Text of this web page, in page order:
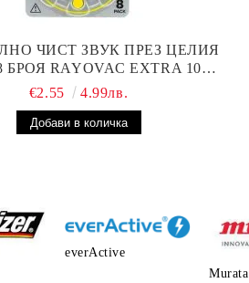
ЧИСТ ЗВУК ПРЕЗ ЦЕЛИЯ
БРОЯ RAYOVAC EXTRA 10
ЗА СЛУХОВ АПАРАТ
€2.55 4.99лв.
everActive
Murata